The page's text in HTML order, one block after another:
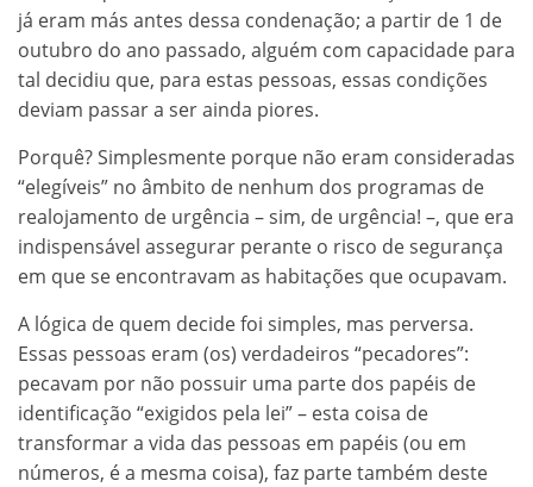
já eram más antes dessa condenação; a partir de 1 de
outubro do ano passado, alguém com capacidade para
tal decidiu que, para estas pessoas, essas condições
deviam passar a ser ainda piores.
Porquê? Simplesmente porque não eram consideradas
“elegíveis” no âmbito de nenhum dos programas de
realojamento de urgência – sim, de urgência! –, que era
indispensável assegurar perante o risco de segurança
em que se encontravam as habitações que ocupavam.
A lógica de quem decide foi simples, mas perversa.
Essas pessoas eram (os) verdadeiros “pecadores”:
pecavam por não possuir uma parte dos papéis de
identificação “exigidos pela lei” – esta coisa de
transformar a vida das pessoas em papéis (ou em
números, é a mesma coisa), faz parte também deste